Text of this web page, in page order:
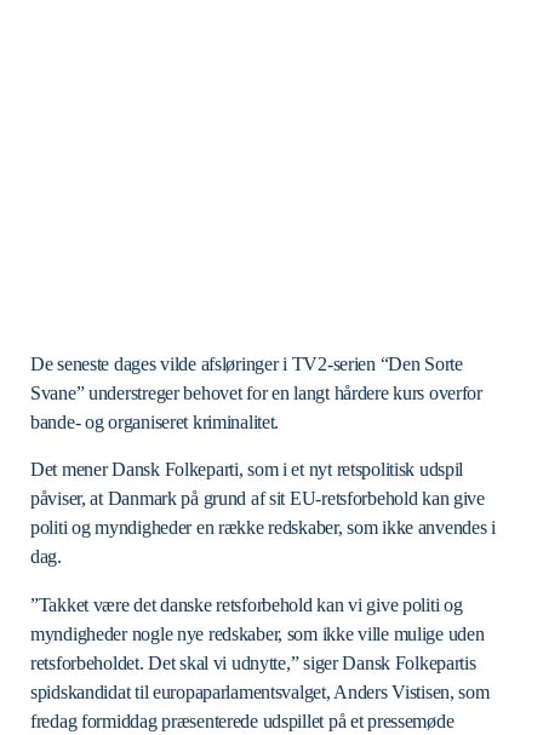
De seneste dages vilde afsløringer i TV2-serien “Den Sorte
Svane” understreger behovet for en langt hårdere kurs overfor
bande- og organiseret kriminalitet.
Det mener Dansk Folkeparti, som i et nyt retspolitisk udspil
påviser, at Danmark på grund af sit EU-retsforbehold kan give
politi og myndigheder en række redskaber, som ikke anvendes i
dag.
”Takket være det danske retsforbehold kan vi give politi og
myndigheder nogle nye redskaber, som ikke ville mulige uden
retsforbeholdet. Det skal vi udnytte,” siger Dansk Folkepartis
spidskandidat til europaparlamentsvalget, Anders Vistisen, som
fredag formiddag præsenterede udspillet på et pressemøde